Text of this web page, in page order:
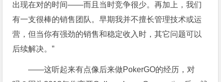
出现在对的时间——而且当时竞争很少。再加上，我们
有一支很棒的销售团队。早期我并不擅长管理技术或运
营，但当你有强劲的销售和稳定收入时，其它问题可以
后续解决。”
——这听起来有点像后来做PokerGO的经历，对